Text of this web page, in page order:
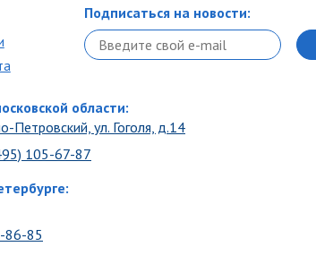
Подписаться на новости:
области:
Петровский, ул. Гоголя, д.14
105-67-87
86-85